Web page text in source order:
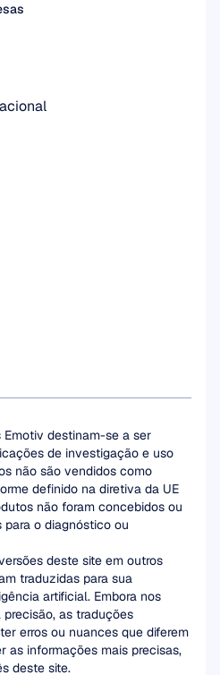
Emotiv destinam-se a ser
de investigação e uso
não são vendidos como
definido na diretiva da UE
não foram concebidos ou
o diagnóstico ou
deste site em outros
traduzidas para sua
artificial. Embora nos
as traduções
erros ou nuances que diferem
as informações mais precisas,
deste site.